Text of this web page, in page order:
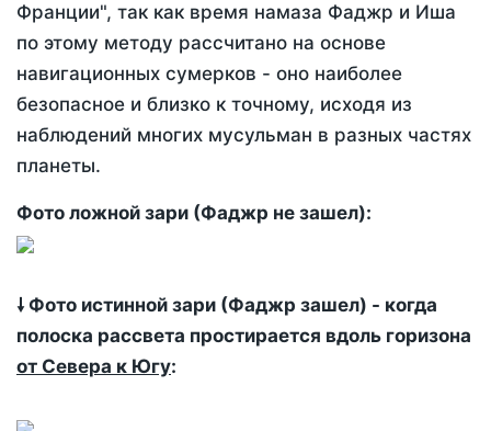
Франции", так как время намаза Фаджр и Иша
по этому методу рассчитано на основе
навигационных сумерков - оно наиболее
безопасное и близко к точному, исходя из
наблюдений многих мусульман в разных частях
планеты.
Фото ложной зари (Фаджр не зашел):
🠗 Фото истинной зари (Фаджр зашел) - когда
полоска рассвета простирается вдоль горизона
от Севера к Югу: